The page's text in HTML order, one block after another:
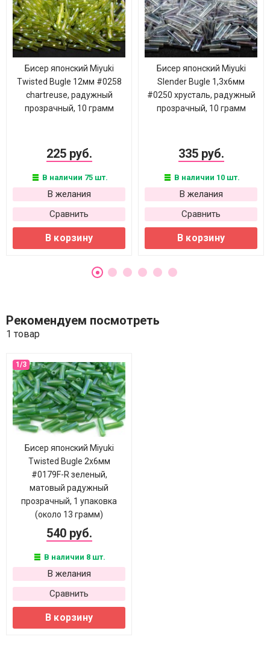
Бисер японский Miyuki
Twisted Bugle 12мм #0258
chartreuse, радужный
прозрачный, 10 грамм
225 руб.
В наличии 75 шт.
В желания
Сравнить
В корзину
Бисер японский Miyuki
Slender Bugle 1,3х6мм
#0250 хрусталь, радужный
прозрачный, 10 грамм
335 руб.
В наличии 10 шт.
В желания
Сравнить
В корзину
Рекомендуем посмотреть
1 товар
Бисер японский Miyuki
Twisted Bugle 2х6мм
#0179F-R зеленый,
матовый радужный
прозрачный, 1 упаковка
(около 13 грамм)
540 руб.
В наличии 8 шт.
В желания
Сравнить
В корзину